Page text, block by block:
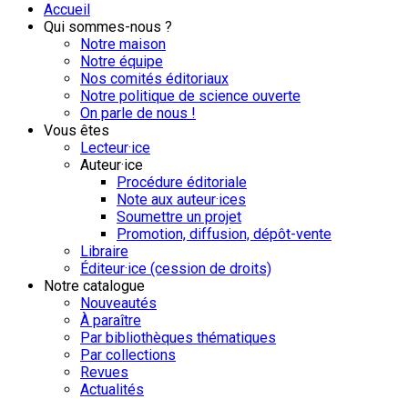
Accueil
Qui sommes-nous ?
Notre maison
Notre équipe
Nos comités éditoriaux
Notre politique de science ouverte
On parle de nous !
Vous êtes
Lecteur·ice
Auteur·ice
Procédure éditoriale
Note aux auteur·ices
Soumettre un projet
Promotion, diffusion, dépôt-vente
Libraire
Éditeur·ice (cession de droits)
Notre catalogue
Nouveautés
À paraître
Par bibliothèques thématiques
Par collections
Revues
Actualités